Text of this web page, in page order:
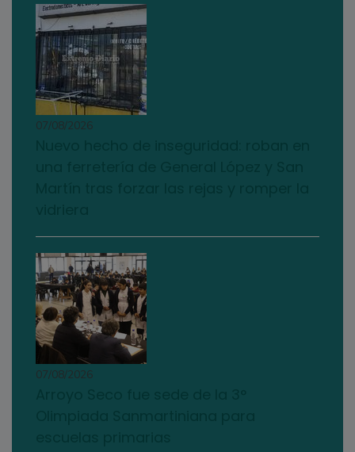
07/08/2026
07/08/2026